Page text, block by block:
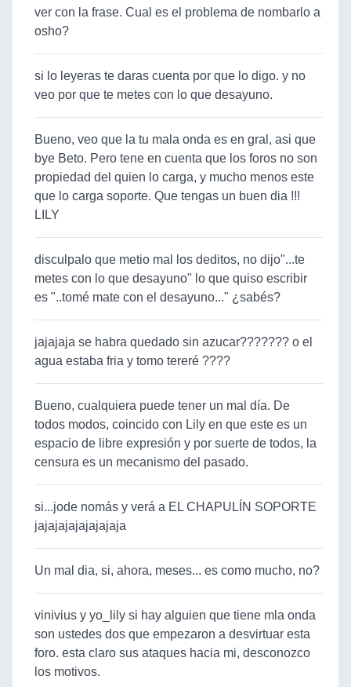
ver con la frase. Cual es el problema de nombarlo a
osho?
si lo leyeras te daras cuenta por que lo digo. y no
veo por que te metes con lo que desayuno.
Bueno, veo que la tu mala onda es en gral, asi que
bye Beto. Pero tene en cuenta que los foros no son
propiedad del quien lo carga, y mucho menos este
que lo carga soporte. Que tengas un buen dia !!!
LILY
disculpalo que metio mal los deditos, no dijo"...te
metes con lo que desayuno" lo que quiso escribir
es "..tomé mate con el desayuno..." ¿sabés?
jajajaja se habra quedado sin azucar??????? o el
agua estaba fria y tomo tereré ????
Bueno, cualquiera puede tener un mal día. De
todos modos, coincido con Lily en que este es un
espacio de libre expresión y por suerte de todos, la
censura es un mecanismo del pasado.
si...jode nomás y verá a EL CHAPULÍN SOPORTE
jajajajajajajajaja
Un mal dia, si, ahora, meses... es como mucho, no?
vinivius y yo_lily si hay alguien que tiene mla onda
son ustedes dos que empezaron a desvirtuar esta
foro. esta claro sus ataques hacia mi, desconozco
los motivos.